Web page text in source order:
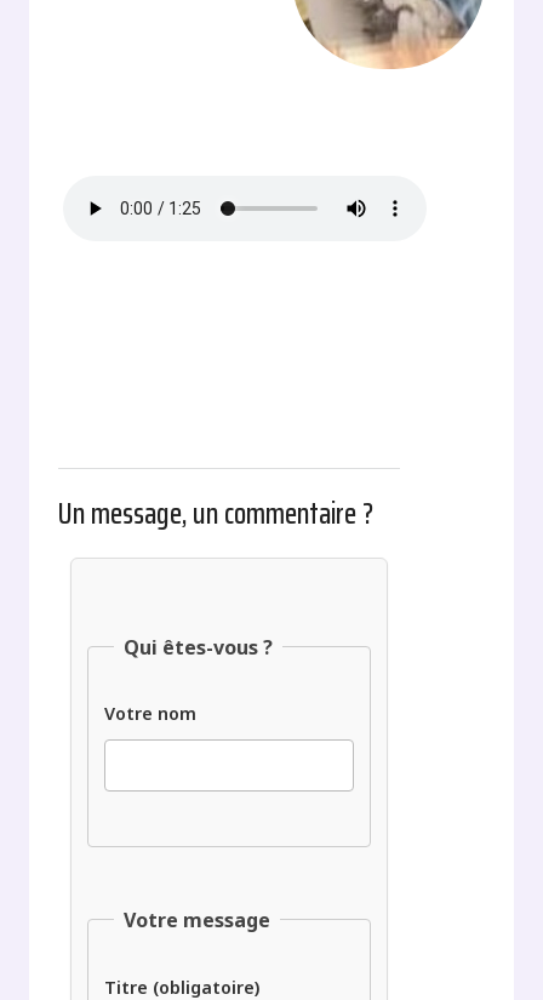
Un message, un commentaire ?
Qui êtes-vous ?
Votre nom
Votre message
Titre (obligatoire)